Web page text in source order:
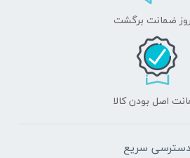
اصل بودن کالا
دسترسی سریع